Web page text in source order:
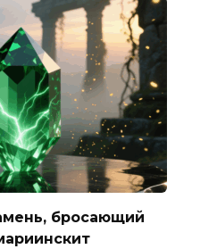
бросающий